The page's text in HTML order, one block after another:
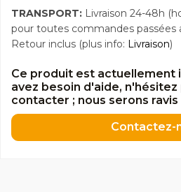
TRANSPORT: Livraison 24-48h
pour toutes commandes passées
Retour inclus (plus info: Livraison)
Ce produit est actuellement
avez besoin d'aide, n'hésitez
contacter ; nous serons
Contactez-